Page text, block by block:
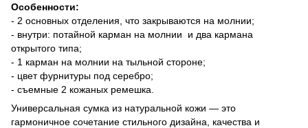
Особенности:
- 2 основных отделения, что закрываются на молнии;
- внутри: потайной карман на молнии и два кармана
открытого типа;
- 1 карман на молнии на тыльной стороне;
- цвет фурнитуры под серебро;
- съемные 2 кожаных ремешка.
Универсальная сумка из натуральной кожи — это
гармоничное сочетание стильного дизайна, качества и